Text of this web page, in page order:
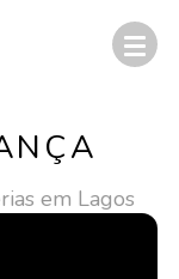
em Lagos